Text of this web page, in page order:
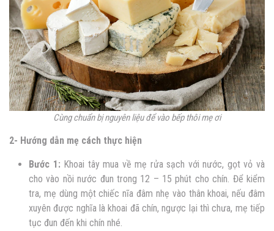
Cùng chuẩn bị nguyên liệu để vào bếp thôi mẹ ơi
2- Hướng dẫn mẹ cách thực hiện
Bước 1: Khoai tây mua về mẹ rửa sạch với nước, gọt vỏ và
cho vào nồi nước đun trong 12 – 15 phút cho chín. Để kiểm
tra, mẹ dùng một chiếc nĩa đâm nhẹ vào thân khoai, nếu đâm
xuyên được nghĩa là khoai đã chín, ngược lại thì chưa, mẹ tiếp
tục đun đến khi chín nhé.